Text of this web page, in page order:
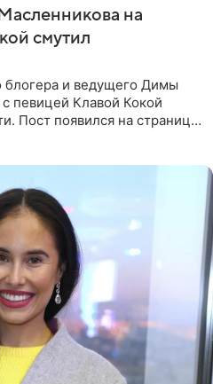
на
смутил
блогера и ведущего Димы
певицей Клавой Кокой
Пост появился на странице